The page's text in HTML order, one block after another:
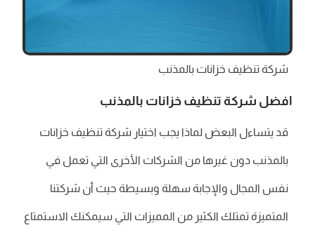
شركة تنظيف خزانات بالمذنب
افضل شركة تنظيف خزانات بالمذنب
قد يتساءل البعض لماذا يجب اختيار ‎شركة تنظيف خزانات
بالمذنب دون غيرها من الشركات الأخرى التي تعمل في
نفس المجال والإجابة سهلة وبسيطة حيث أن شركتنا
المتميزة تمتلك الكثير من المميزات التي سيمكنك الاستمتاع